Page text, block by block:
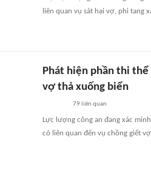
liên quan vụ sát hại vợ, phi tang
Phát hiện phần thi thể
vợ thả xuống biển
79 liên quan
Lực lượng công an đang xác
có liên quan đến vụ chồng giết